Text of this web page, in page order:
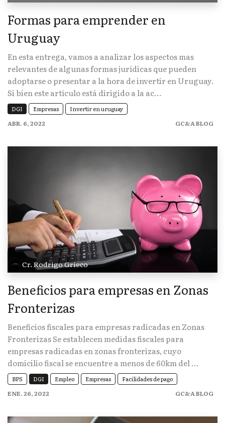
Formas para emprender en
Uruguay
En esta entrega, vamos a analizar los aspectos mas
relevantes de algunas formas jurídicas que pueden
adoptarse o presentar a la hora de invertir en Uruguay.
Si bien este artículo está dirigido a la ac...
DGI Empresas Invertir en uruguay
ABR. 6, 2022 GC&A BLOG
Cr. Rodrigo Grieco
Beneficios para empresas en Zonas
Fronterizas
Beneficios fiscales para empresas radicadas en Zonas
Fronterizas Se establecen medidas fiscales para
empresas radicadas en zonas fronterizas, cuyo
domicilio fiscal se encuentre a menos de 60km del ...
BPS DGI Empleo Empresas Facilidades de pago
ENE. 26, 2022 GC&A BLOG